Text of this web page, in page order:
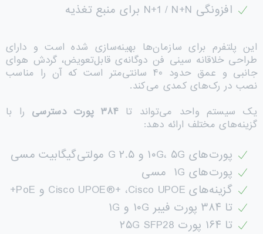
افزونگی N+1 / N+N برای منبع تغذیه
این پلتفرم برای سازمان‌ها بهینه‌سازی شده است و دارای
طراحی خلاقانه سینی فن دوگانه‌ی قابل‌تعویض، گردش هوای
جانبی و عمق حدود ۴۰ سانتی‌متر است که آن را مناسب
نصب در رک‌های کمدی می‌کند.
یک سیستم واحد می‌تواند تا ۳۸۴ پورت دسترسی را با
گزینه‌های مختلف ارائه دهد:
پورت‌های ۱۰G، ۵G و ۲.۵ G مولتی‌گیگابیت مسی
پورت‌های ۱G مسی
گزینه‌های Cisco UPOE®+ ،Cisco UPOE و PoE+
تا ۳۸۴ پورت فیبر ۱۰G و ۱G
تا ۱۶۴ پورت ۲۵G SFP28